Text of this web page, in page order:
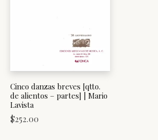
Cinco danzas breves [qtto.
de alientos – partes] | Mario
Lavista
$252.00